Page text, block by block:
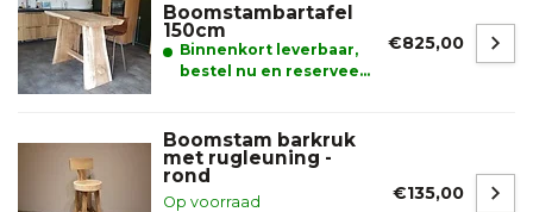
Boomstambartafel
150cm
Binnenkort leverbaar,
bestel nu en reserveer
€825,00
Boomstam barkruk
met rugleuning -
rond
Op voorraad
€135,00